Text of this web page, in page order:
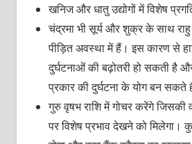
खनिज और धातु उद्योगों में विशेष
चंद्रमा भी सूर्य और शुक्र के साथ
पीड़ित अवस्था में हैं। इस कारण से
दुर्घटनाओं की बढ़ोतरी हो सकती है
प्रकार की दुर्घटना के योग बन सकते
गुरु वृषभ राशि में गोचर करेंगे
पर विशेष प्रभाव देखने को मिलेगा।